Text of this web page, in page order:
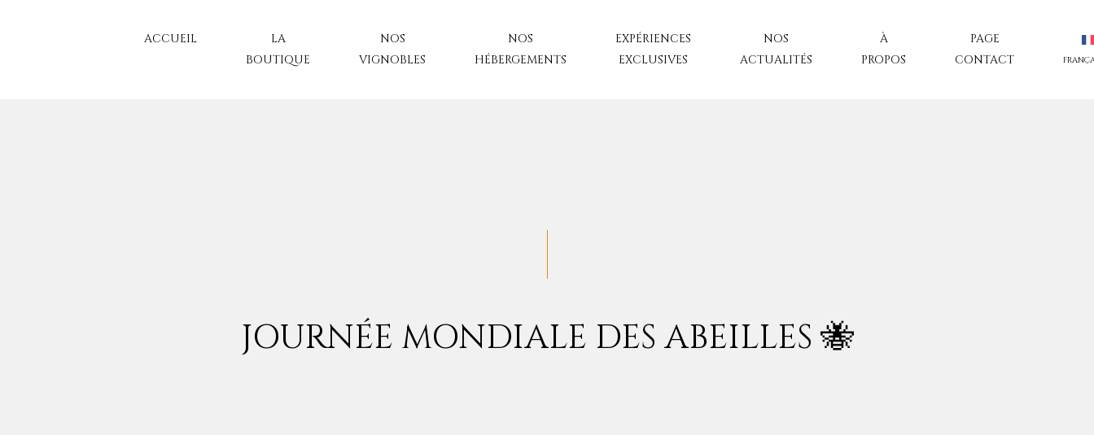
ACCUEIL
LA
BOUTIQUE
NOS
VIGNOBLES
NOS
HÉBERGEMENTS
EXPÉRIENCES
EXCLUSIVES
NOS
ACTUALITÉS
À
PROPOS
PAGE
CONTACT
JOURNÉE MONDIALE DES ABEILLES 🐝